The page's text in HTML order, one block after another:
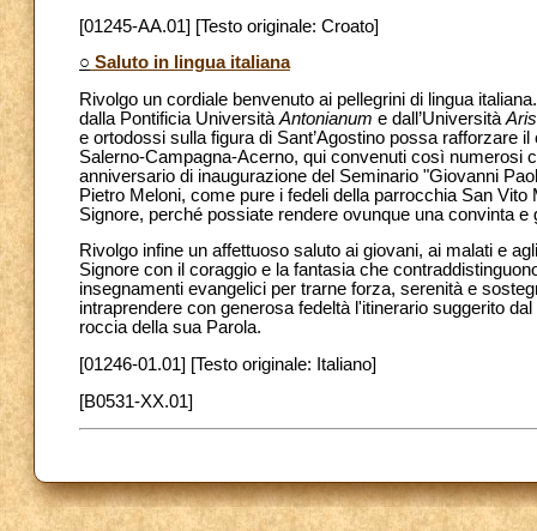
[01245-AA.01] [Testo originale: Croato]
○ Saluto in lingua italiana
Rivolgo un cordiale benvenuto ai pellegrini di lingua
dalla Pontificia Università Antonianum e dall’Università
e ortodossi sulla figura di Sant’Agostino possa rafforzare
Salerno-Campagna-Acerno, qui convenuti così numerosi
anniversario di inaugurazione del Seminario "Giovanni
Pietro Meloni, come pure i fedeli della parrocchia San
Signore, perché possiate rendere ovunque una convinta
Rivolgo infine un affettuoso saluto ai giovani, ai malati e
Signore con il coraggio e la fantasia che
insegnamenti evangelici per trarne forza, serenità e
intraprendere con generosa fedeltà l'itinerario suggerito
roccia della sua Parola.
[01246-01.01] [Testo originale: Italiano]
[B0531-XX.01]